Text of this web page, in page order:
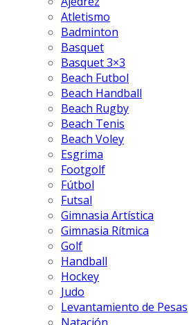
Atletismo
Badminton
Basquet
Basquet 3×3
Beach Futbol
Beach Handball
Beach Rugby
Beach Tenis
Beach Voley
Esgrima
Footgolf
Fútbol
Futsal
Gimnasia Artística
Gimnasia Rítmica
Golf
Handball
Hockey
Judo
Levantamiento de Pesas